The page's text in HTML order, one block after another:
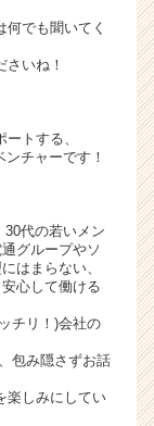
でも聞いてく
いね！
トする、
チャーです！
代の若いメン
グループやソ
はまらない、
心して働ける
チリ！)会社の
包み隠さずお話
楽しみにしてい